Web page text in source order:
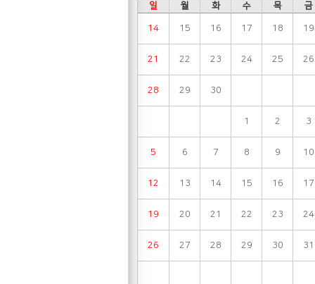
일
월 화 수 목 금
14 15 16 17 18 19
21 22 23 24 25 26
28 29 30
1 2 3
5 6 7 8 9 10
12 13 14 15 16 17
19 20 21 22 23 24
26 27 28 29 30 31